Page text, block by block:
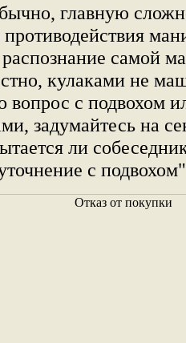
главную
противодействия
самой
кулаками не
вопрос с подвохом
задумайтесь на
ли
с